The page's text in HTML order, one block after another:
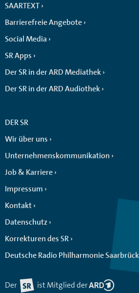
SAARTEXT
Barrierefreie Angebote
Social Media
SR Apps
Der SR in der ARD Mediathek
Der SR in der ARD Audiothek
DER SR
Wir über uns
Unternehmenskommunikation
Job & Karriere
Impressum
Kontakt
Datenschutz
Korrekturen des SR
Deutsche Radio Philharmonie
Der ist Mitglied der